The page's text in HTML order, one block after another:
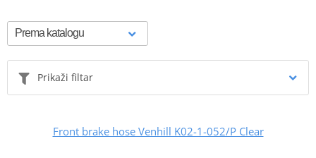
Prikaži filtar
Front brake hose Venhill K02-1-052/P Clear